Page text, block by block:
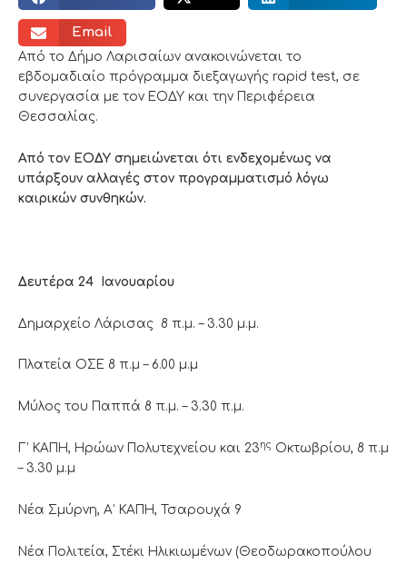
Email
Από το Δήμο Λαρισαίων ανακοινώνεται το
εβδομαδιαίο πρόγραμμα διεξαγωγής rapid test, σε
συνεργασία με τον ΕΟΔΥ και την Περιφέρεια
Θεσσαλίας.
Από τον ΕΟΔΥ σημειώνεται ότι ενδεχομένως να
υπάρξουν αλλαγές στον προγραμματισμό λόγω
καιρικών συνθηκών.
Δευτέρα 24 Ιανουαρίου
Δημαρχείο Λάρισας 8 π.μ. – 3.30 μ.μ.
Πλατεία ΟΣΕ 8 π.μ – 6.00 μ.μ
Μύλος του Παππά 8 π.μ. – 3.30 π.μ.
Γ’ ΚΑΠΗ, Ηρώων Πολυτεχνείου και 23ης Οκτωβρίου, 8 π.μ
– 3.30 μ.μ
Νέα Σμύρνη, Α’ ΚΑΠΗ, Τσαρουχά 9
Νέα Πολιτεία, Στέκι Ηλικιωμένων (Θεοδωρακοπούλου